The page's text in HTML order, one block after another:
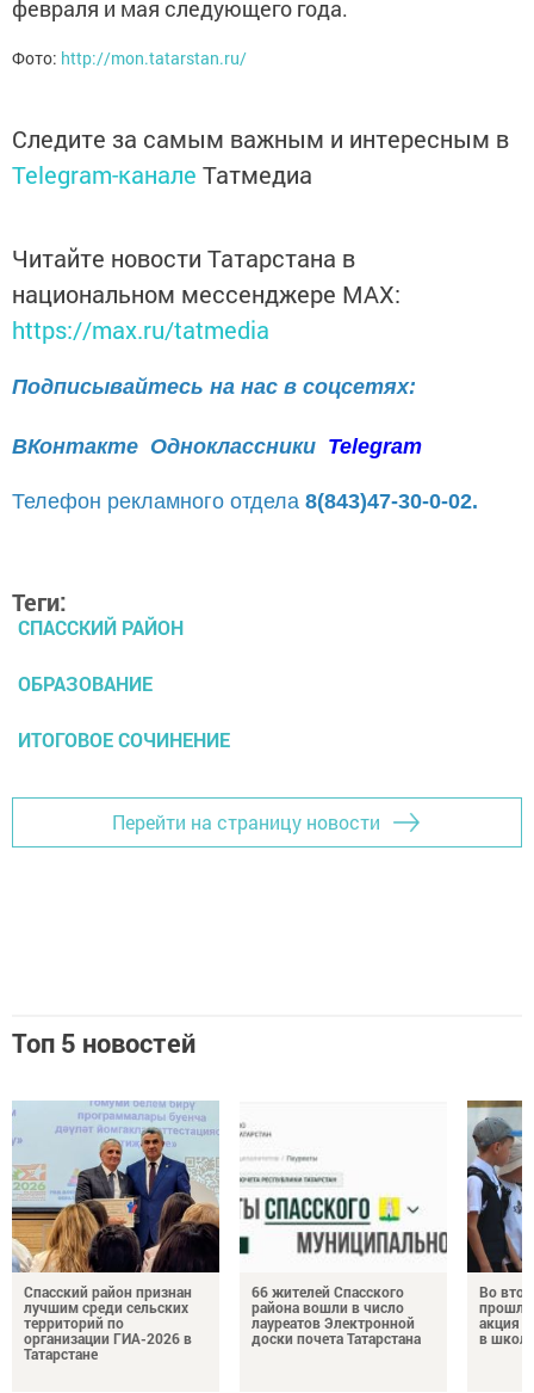
февраля и мая следующего года.
Фото: http://mon.tatarstan.ru/
Следите за самым важным и интересным в
Telegram-канале Татмедиа
Читайте новости Татарстана в
национальном мессенджере MАХ:
https://max.ru/tatmedia
Подписывайтесь на нас в соцсетях:
ВКонтакте Одноклассники Telegram
Телефон рекламного отдела 8(843)47-30-0-02.
Теги:
СПАССКИЙ РАЙОН
ОБРАЗОВАНИЕ
ИТОГОВОЕ СОЧИНЕНИЕ
Перейти на страницу новости
Топ 5 новостей
Спасский район признан
лучшим среди сельских
территорий по
организации ГИА-2026 в
Татарстане
66 жителей Спасского
района вошли в число
лауреатов Электронной
доски почета Татарстана
Во
прошла
акция
в